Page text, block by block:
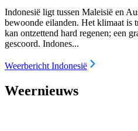
Indonesië ligt tussen Maleisië en
bewoonde eilanden. Het klimaat is
kan ontzettend hard regenen; een
gescoord. Indones...
Weerbericht Indonesië
Weernieuws